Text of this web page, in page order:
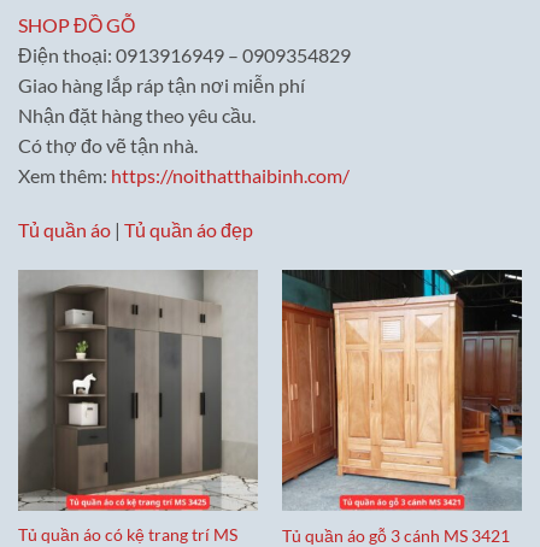
SHOP ĐỒ GỖ
Điện thoại: 0913916949 – 0909354829
Giao hàng lắp ráp tận nơi miễn phí
Nhận đặt hàng theo yêu cầu.
Có thợ đo vẽ tận nhà.
Xem thêm: https://noithatthaibinh.com/
Tủ quần áo | Tủ quần áo đẹp
Tủ quần áo có kệ trang trí MS
Tủ quần áo gỗ 3 cánh MS 3421